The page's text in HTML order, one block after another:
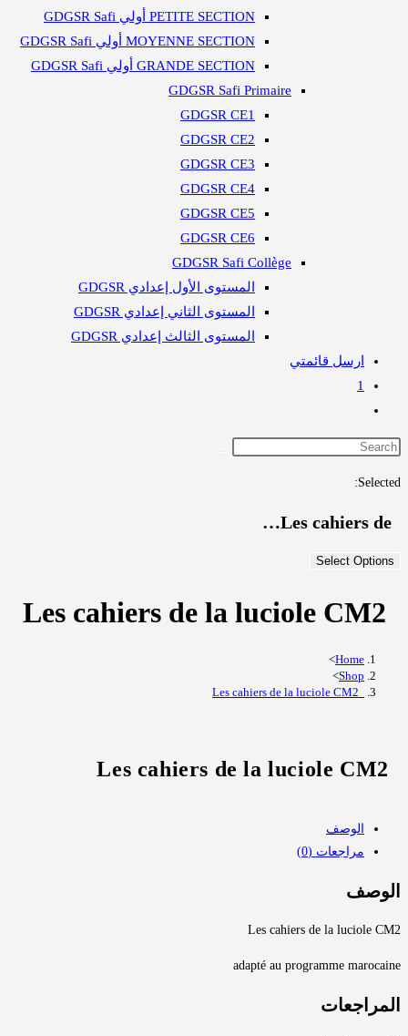
PETITE SECTION أولي GDGSR Safi
MOYENNE SECTION أولي GDGSR Safi
GRANDE SECTION أولي GDGSR Safi
GDGSR Safi Primaire
GDGSR CE1
GDGSR CE2
GDGSR CE3
GDGSR CE4
GDGSR CE5
GDGSR CE6
GDGSR Safi Collège
المستوى الأول إعدادي GDGSR
المستوى الثاني إعدادي GDGSR
المستوى الثالث إعدادي GDGSR
ارسل قائمتي
1
search
Selected:
Select Options
Home
>
Shop
>
الوصف
مراجعات (0)
الوصف
Les cahiers de la luciole CM2
adapté au programme marocaine
المراجعات